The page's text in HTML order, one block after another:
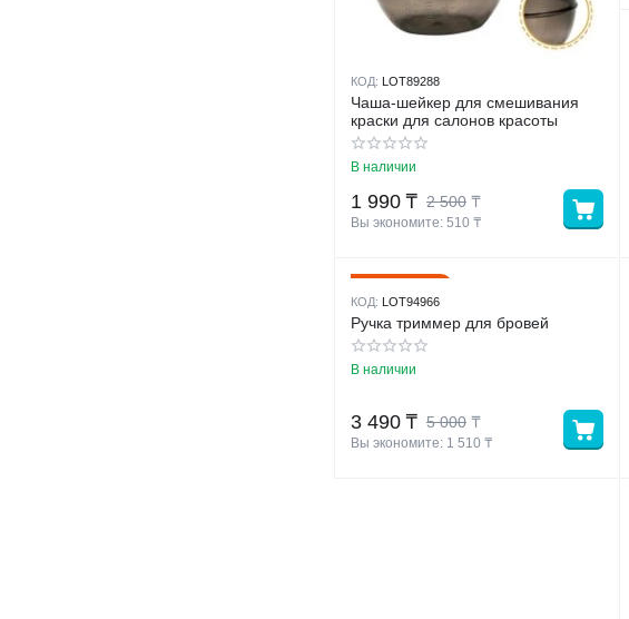
КОД: LOT89288
Чаша-шейкер для смешивания
краски для салонов красоты
В наличии
2 500 ₸
1 990 ₸
Вы экономите: 510 ₸
КОД: LOT94966
Ручка триммер для бровей
В наличии
5 000 ₸
3 490 ₸
Вы экономите: 1 510 ₸